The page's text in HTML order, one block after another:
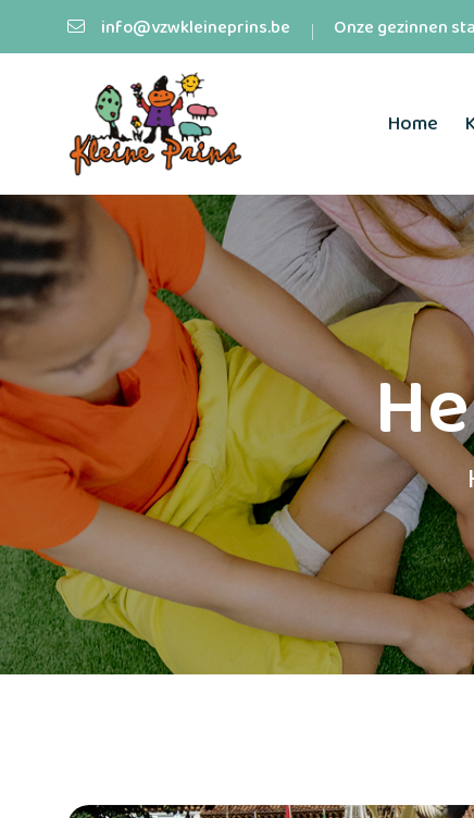
info@vzwkleineprins.be Onze gezinnen
Home